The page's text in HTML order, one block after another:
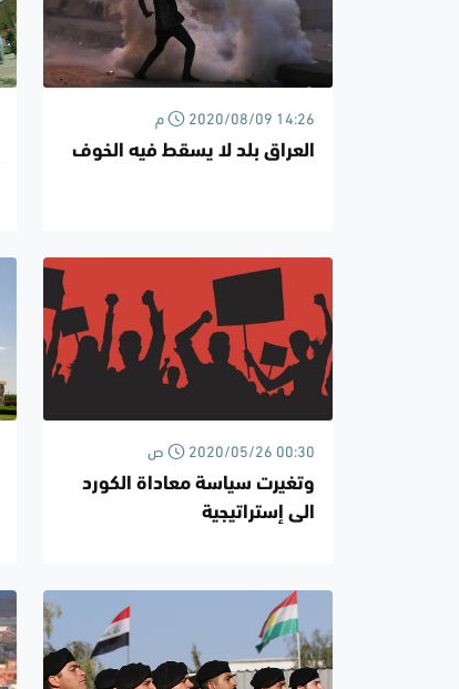
2020/08/09 14:26 م
العراق بلد لا يسقط فيه الخوف
2020/05/26 00:30 ص
وتغيرت سياسة معاداة الكورد
الى إستراتيجية